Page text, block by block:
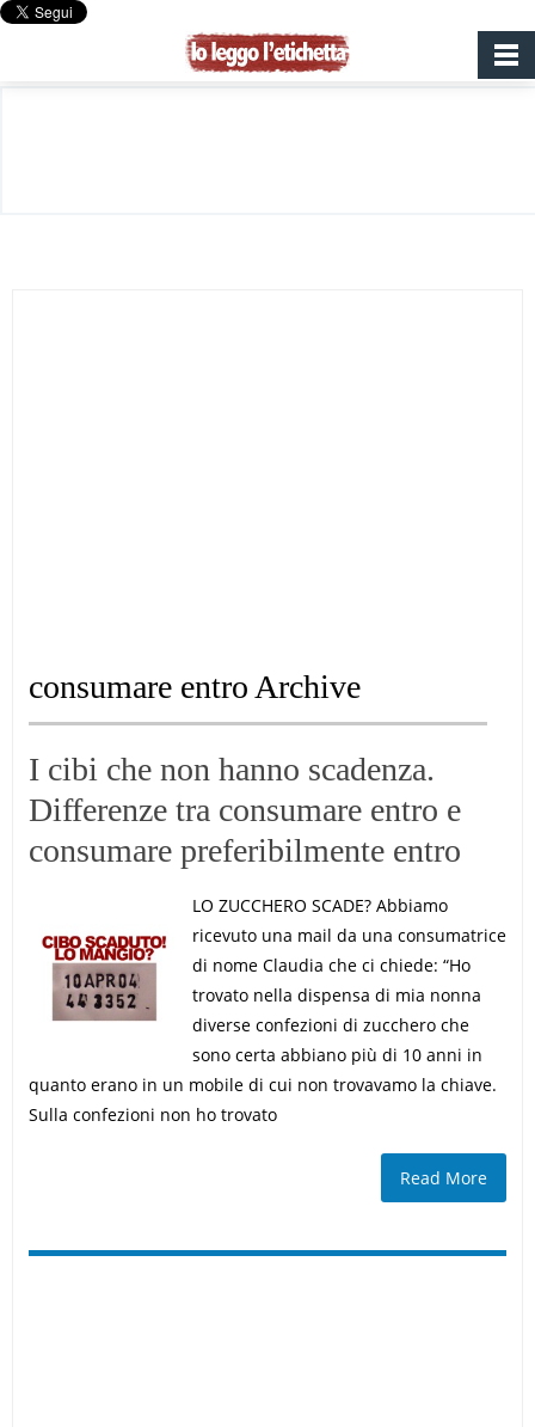
consumare entro Archive
I cibi che non hanno scadenza.
Differenze tra consumare entro e
consumare preferibilmente entro
LO ZUCCHERO SCADE? Abbiamo
ricevuto una mail da una consumatrice
di nome Claudia che ci chiede: “Ho
trovato nella dispensa di mia nonna
diverse confezioni di zucchero che
sono certa abbiano più di 10 anni in
quanto erano in un mobile di cui non trovavamo la chiave.
Sulla confezioni non ho trovato
Read More